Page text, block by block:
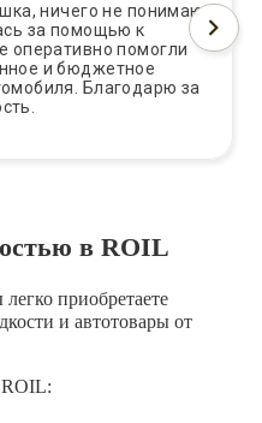
ничего не понимаю
за помощью к
оперативно помогли
и бюджетное
Благодарю за
в ROIL
приобретаете
и автотовары от